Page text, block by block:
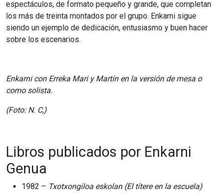
espectáculos, de formato pequeño y grande, que completan
los más de treinta montados por el grupo. Enkarni sigue
siendo un ejemplo de dedicación, entusiasmo y buen hacer
sobre los escenarios.
Enkarni con Erreka Mari yMartín en la versión de mesa o
como solista.
(Foto: N. C,)
Libros publicados por Enkarni
Genua
1982 – Txotxongiloa eskolan (El títere en la escuela)